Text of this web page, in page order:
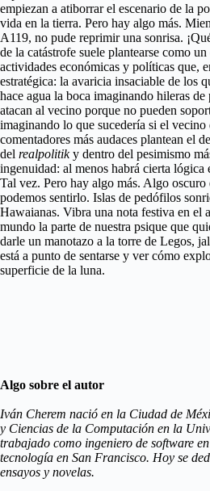
empiezan a atiborrar el escenario de la
vida en la tierra. Pero hay algo más.
A119, no pude reprimir una sonrisa.
de la catástrofe suele plantearse como
actividades económicas y políticas que,
estratégica: la avaricia insaciable de los
hace agua la boca imaginando hileras
atacan al vecino porque no pueden
imaginando lo que sucedería si el
comentadores más audaces plantean el
del realpolitiky dentro del pesimismo
ingenuidad: al menos habrá cierta lógica
Tal vez. Pero hay algo más. Algo
podemos sentirlo. Islas de pedófilos
Hawaianas. Vibra una nota festiva en el
mundo la parte de nuestra psique que
darle un manotazo a la torre de Legos,
está a punto de sentarse y ver cómo
superficie de la luna.
Algo sobre el autor
Iván Cherem nació en la Ciudad de
y Ciencias de la Computación en la
trabajado como ingeniero de software
tecnología en San Francisco. Hoy se
ensayos y novelas.